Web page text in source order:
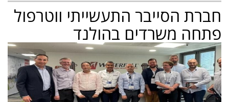
הסייבר התעשייתי ווטרפול
משרדים בהולנד